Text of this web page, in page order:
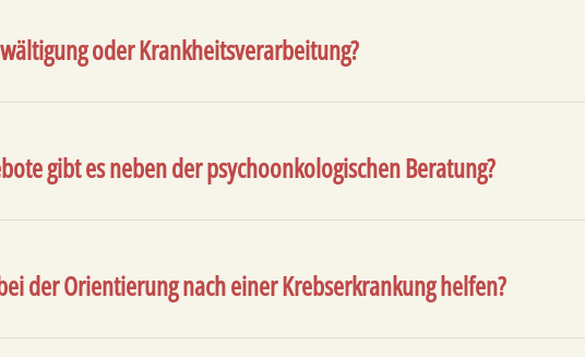
oder Krankheitsverarbeitung?
gibt es neben der psychoonkologischen Beratung?
der Orientierung nach einer Krebserkrankung helfen?